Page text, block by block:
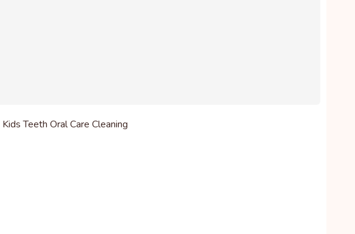
Teeth Oral Care Cleaning